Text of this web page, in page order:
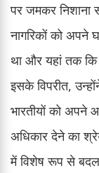
पर जमकर निशाना
नागरिकों को अपने
था और यहां तक कि
इसके विपरीत,
भारतीयों को अपने
अधिकार देने का
में विशेष रूप से